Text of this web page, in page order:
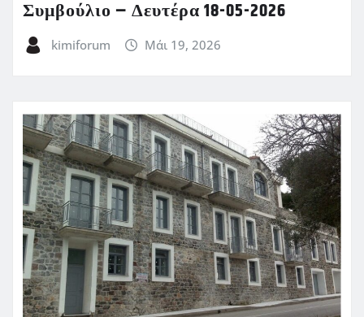
Συμβούλιο – Δευτέρα 18-05-2026
kimiforum Μάι 19, 2026